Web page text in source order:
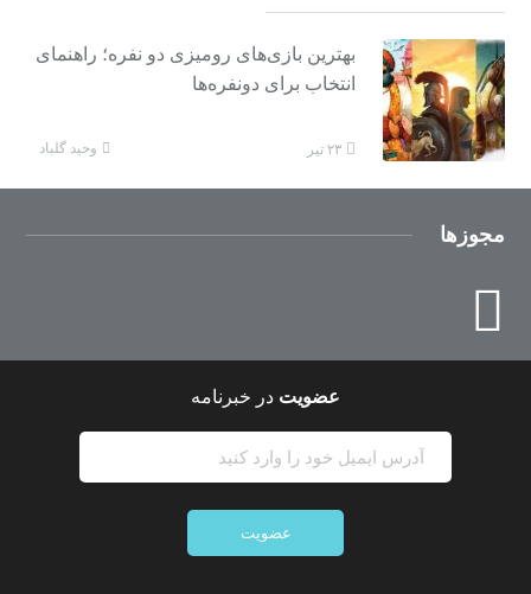
بهترین بازی‌های رومیزی دو نفره؛ راهنمای
انتخاب برای دونفره‌ها
۲۳ تیر وحید گلباد
مجوزها
عضویت در خبرنامه
عضویت